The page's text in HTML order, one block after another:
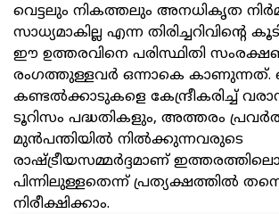
വെട്ടലും നികത്തലും അനധികൃത
സാധ്യമാകില്ല എന്ന തിരിച്ചറിവിന്റെ
ഈ ഉത്തരവിനെ പരിസ്ഥിതി
രംഗത്തുള്ളവര്‍ ഒന്നാകെ കാണുന്നത്.
കണ്ടല്‍ക്കാടുകളെ കേന്ദ്രീകരിച്ച്
ടൂറിസം പദ്ധതികളും, അത്തരം
മുന്‍പന്തിയില്‍ നില്‍ക്കുന്നവരുടെ
രാഷ്ട്രീയസമ്മർദ്ദമാണ്
പിന്നിലുള്ളതെന്ന് പ്രത്യക്ഷത്തില്‍
നിരീക്ഷിക്കാം.